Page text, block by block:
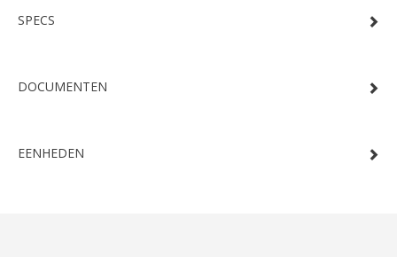
SPECS
DOCUMENTEN
EENHEDEN